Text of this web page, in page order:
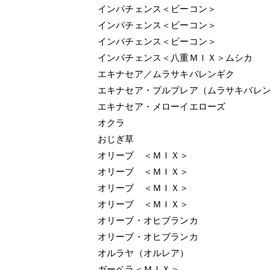
インパチェンス＜ビーコン＞
インパチェンス＜ビーコン＞
インパチェンス＜ビーコン＞
インパチェンス＜八重ＭＩＸ＞ムシカ
エキナセア／ムラサキバレンギク
エキナセア・プルプレア（ムラサキバレ
エキナセア・メローイエローズ
オクラ
おじぎ草
オリーブ ＜ＭＩＸ＞
オリーブ ＜ＭＩＸ＞
オリーブ ＜ＭＩＸ＞
オリーブ ＜ＭＩＸ＞
オリーブ・オヒブランカ
オリーブ・オヒブランカ
オルラヤ（オルレア）